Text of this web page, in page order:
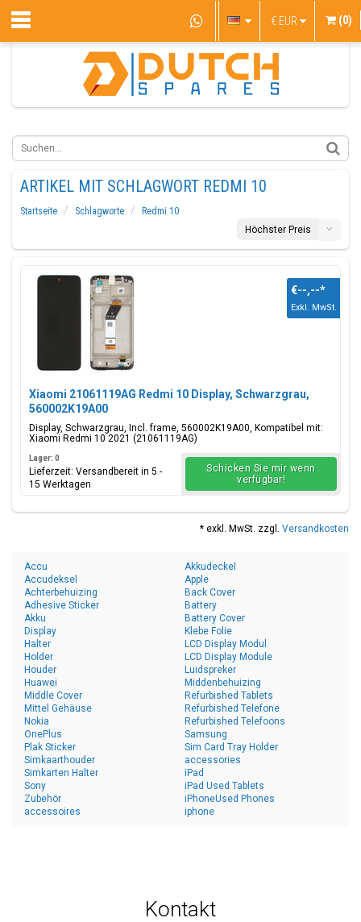
€ EUR (0)
ARTIKEL MIT SCHLAGWORT REDMI 10
Startseite Schlagworte
Redmi 10
Höchster Preis
Xiaomi 21061119AG Redmi 10 Display, Schwarzgrau,
560002K19A00
Display, Schwarzgrau, Incl. frame, 560002K19A00, Kompatibel mit:
Xiaomi Redmi 10 2021 (21061119AG)
€--,--*
Exkl. MwSt.
Lager: 0
Lieferzeit: Versandbereit in 5 -
15 Werktagen
Schicken Sie mir wenn
verfügbar!
* exkl. MwSt. zzgl. Versandkosten
Accu
Accudeksel
Achterbehuizing
Adhesive Sticker
Akku
Akkudeckel
Apple
Back Cover
Battery
Battery Cover
Display
Halter
Holder
Houder
Huawei
Klebe Folie
LCD Display Modul
LCD Display Module
Luidspreker
Middenbehuizing
Middle Cover
Mittel Gehäuse
Nokia
OnePlus
Plak Sticker
Refurbished Tablets
Refurbished Telefone
Refurbished Telefoons
Samsung
Sim Card Tray Holder
Simkaarthouder
Simkarten Halter
Sony
Zubehör
accessoires
accessories
iPad
iPad Used Tablets
iPhoneUsed Phones
iphone
Kontakt